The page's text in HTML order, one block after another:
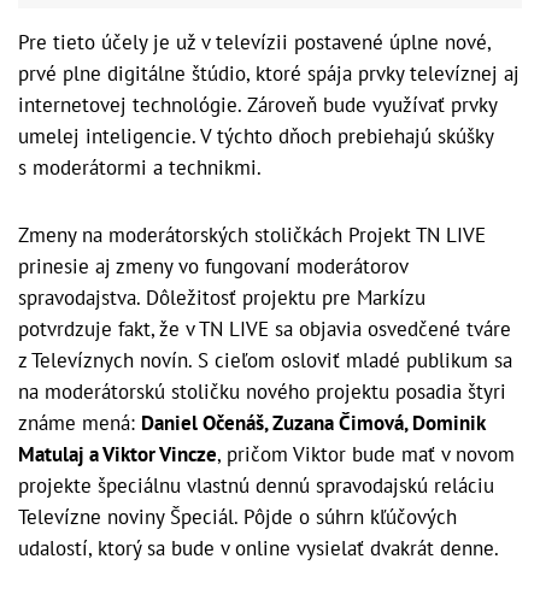
Pre tieto účely je už v televízii postavené úplne nové,
prvé plne digitálne štúdio, ktoré spája prvky televíznej aj
internetovej technológie. Zároveň bude využívať prvky
umelej inteligencie. V týchto dňoch prebiehajú skúšky
s moderátormi a technikmi.
Zmeny na moderátorských stoličkách Projekt TN LIVE
prinesie aj zmeny vo fungovaní moderátorov
spravodajstva. Dôležitosť projektu pre Markízu
potvrdzuje fakt, že v TN LIVE sa objavia osvedčené tváre
z Televíznych novín. S cieľom osloviť mladé publikum sa
na moderátorskú stoličku nového projektu posadia štyri
známe mená: Daniel Očenáš, Zuzana Čimová, Dominik
Matulaj a Viktor Vincze, pričom Viktor bude mať v novom
projekte špeciálnu vlastnú dennú spravodajskú reláciu
Televízne noviny Špeciál. Pôjde o súhrn kľúčových
udalostí, ktorý sa bude v online vysielať dvakrát denne.